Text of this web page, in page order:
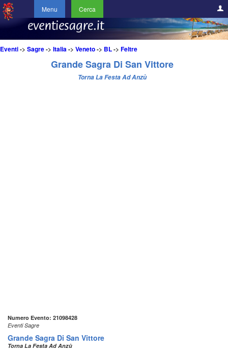
Menu Cerca
Eventi-> Sagre-> Italia-> Veneto-> BL-> Feltre
Grande Sagra Di San Vittore
Torna La Festa Ad Anzù
Numero Evento: 21098428
Eventi Sagre
Grande Sagra Di San Vittore
Torna La Festa Ad Anzù